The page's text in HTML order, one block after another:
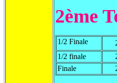
2ème
1/2 Finale
1/2 finale
Finale